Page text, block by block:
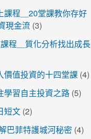
課程＿20堂課教你存好
現金流 (3)
程＿質化分析找出成長
價值投資的十四堂課 (4)
學習自主投資之路 (5)
短文 (2)
巴菲特護城河秘密 (4)